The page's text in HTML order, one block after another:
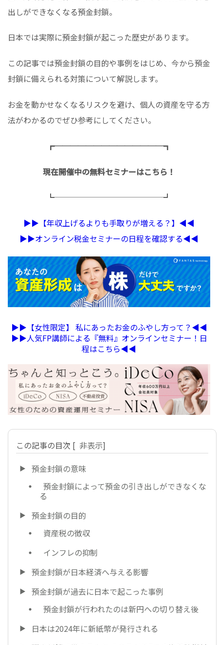
出しができなくなる預金封鎖。
日本では実際に預金封鎖が起こった歴史があります。
この記事では預金封鎖の目的や事例をはじめ、今から預金
封鎖に備えられる対策について解説します。
お金を動かせなくなるリスクを避け、個人の資産を守る方
法がわかるのでぜひ参考にしてください。
┏──────────────┓
現在開催中の無料セミナーはこちら！
┗──────────────┛
▶︎▶︎【年収上げるよりも手取りが増える？】◀︎◀︎
▶︎▶︎オンライン税金セミナーの日程を確認する◀︎◀︎
▶︎▶︎【女性限定】 私にあったお金のふやし方って？◀︎◀︎
▶︎▶︎人気FP講師による『無料』オンラインセミナー！日
程はこちら◀︎◀︎
この記事の目次 [ 非表示]
預金封鎖の意味
預金封鎖によって預金の引き出しができなくな
る
預金封鎖の目的
資産税の徴収
インフレの抑制
預金封鎖が日本経済へ与える影響
預金封鎖が過去に日本で起こった事例
預金封鎖が行われたのは新円への切り替え後
日本は2024年に新紙幣が発行される